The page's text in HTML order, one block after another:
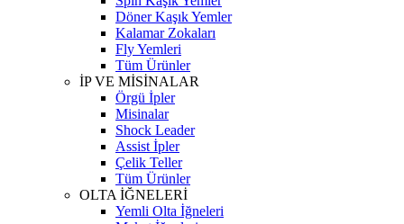
Döner Kaşık Yemler
Kalamar Zokaları
Fly Yemleri
Tüm Ürünler
İP VE MİSİNALAR
Örgü İpler
Misinalar
Shock Leader
Assist İpler
Çelik Teller
Tüm Ürünler
OLTA İĞNELERİ
Yemli Olta İğneleri